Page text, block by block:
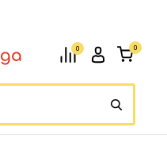
0 0